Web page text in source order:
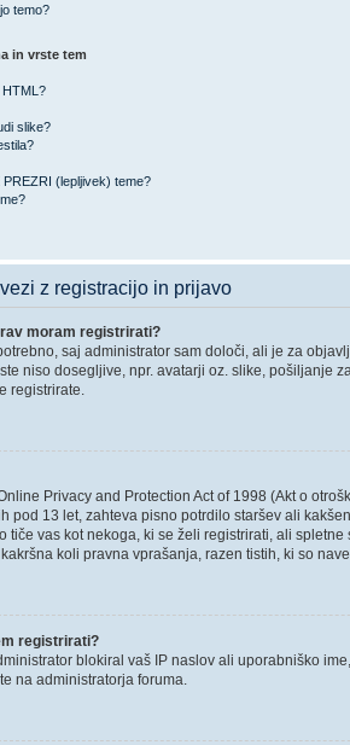
temo?
in vrste tem
HTML?
slike?
PREZRI (lepljivek) teme?
z registracijo in prijavo
moram registrirati?
saj administrator sam določi, ali je za
niso dosegljive, npr. avatarji oz. slike, pošiljanje
registrirate.
Privacy and Protection Act of 1998 (Akt o
pod 13 let, zahteva pisno potrdilo staršev ali
tiče vas kot nekoga, ki se želi registrirati, ali
koli pravna vprašanja, razen tistih, ki so
registrirati?
blokiral vaš IP naslov ali uporabniško
na administratorja foruma.